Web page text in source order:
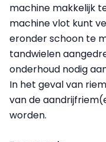
machine makkelijk
machine vlot kunt
eronder schoon te
tandwielen
onderhoud nodig
In het geval van
van de
worden.